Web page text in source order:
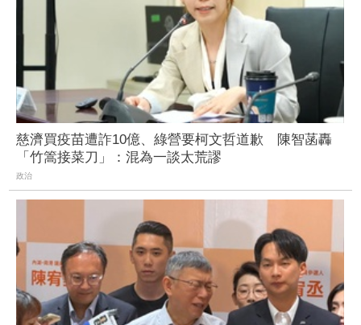
慈濟買疫苗遭詐10億、綠營要柯文哲道歉 陳智菡轟
「竹篙接菜刀」：混為一談太荒謬
政治